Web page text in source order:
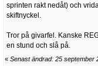
sprinten rakt nedåt) och
skiftnyckel.
Tror på givarfel. Kanske
en stund och slå på.
« Senast ändrad: 25 september